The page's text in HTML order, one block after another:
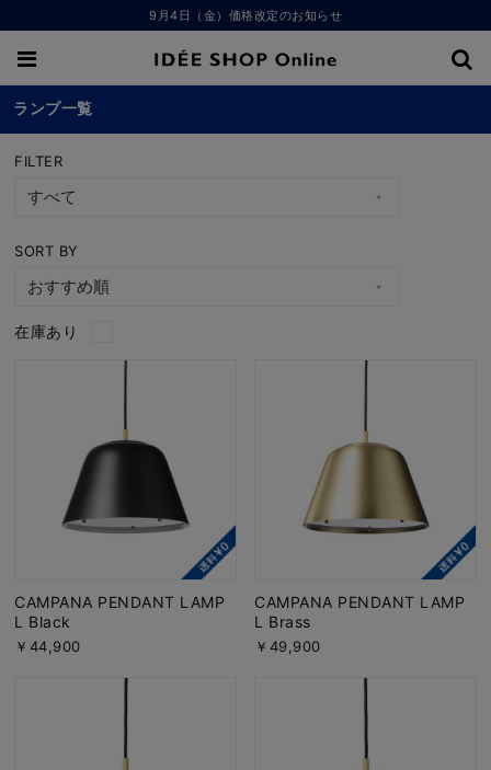
9月4日（金）価格改定のお知らせ
ランプ一覧
FILTER
SORT BY
在庫あり
CAMPANA PENDANT LAMP
L Black
￥44,900
CAMPANA PENDANT LAMP
L Brass
￥49,900